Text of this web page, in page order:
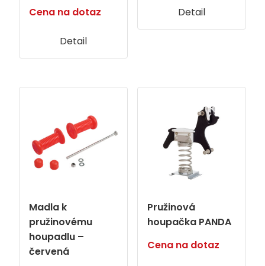
Cena na dotaz
Detail
Detail
Madla k
pružinovému
houpadlu –
červená
Pružinová
houpačka PANDA
Cena na dotaz